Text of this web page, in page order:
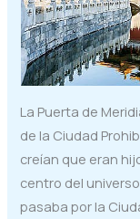
La Puerta de
de la Ciudad
creían que eran
centro del
pasaba por la